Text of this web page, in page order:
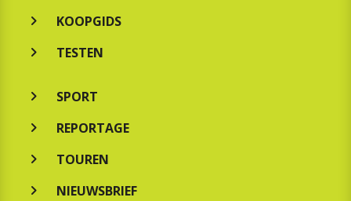
KOOPGIDS
TESTEN
SPORT
REPORTAGE
TOUREN
NIEUWSBRIEF